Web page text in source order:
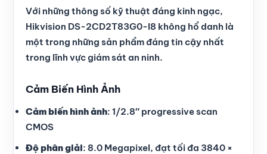
Với những thông số kỹ thuật đáng kinh ngạc,
Hikvision DS-2CD2T83G0-I8 không hổ danh là
một trong những sản phẩm đáng tin cậy nhất
trong lĩnh vực giám sát an ninh.
Cảm Biến Hình Ảnh
Cảm biến hình ảnh: 1/2.8″ progressive scan
CMOS
Độ phân giải: 8.0 Megapixel, đạt tối đa 3840 ×